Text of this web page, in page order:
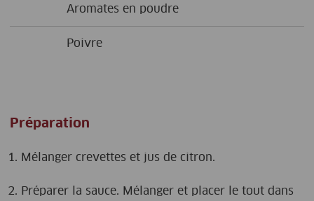
Aromates en poudre
Poivre
Préparation
Mélanger crevettes et jus de citron.
Préparer la sauce. Mélanger et placer le tout dans